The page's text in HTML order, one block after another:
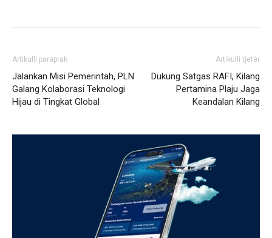
Artikulli paraprak
Jalankan Misi Pemerintah, PLN
Galang Kolaborasi Teknologi
Hijau di Tingkat Global
Artikulli tjetër
Dukung Satgas RAFI, Kilang
Pertamina Plaju Jaga
Keandalan Kilang